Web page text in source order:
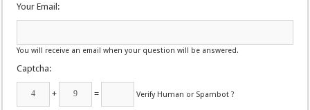
Your Email:
You will receive an email when your question will be answered.
Captcha:
+ = Verify Human or Spambot ?